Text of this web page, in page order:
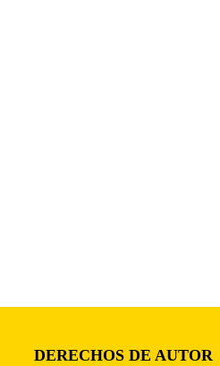
DERECHOS DE AUTOR